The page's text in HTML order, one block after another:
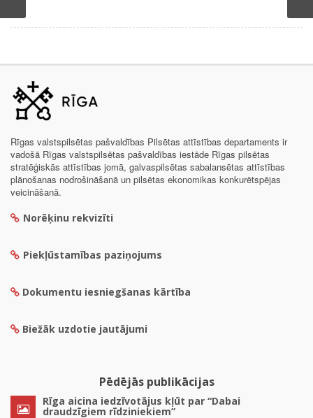
Rīgas valstspilsētas pašvaldības Pilsētas attīstības departaments ir
vadošā Rīgas valstspilsētas pašvaldības iestāde Rīgas pilsētas
stratēģiskās attīstības jomā, galvaspilsētas sabalansētas attīstības
plānošanas nodrošināšanā un pilsētas ekonomikas konkurētspējas
veicināšanā.
Norēķinu rekvizīti
Piekļūstamības paziņojums
Dokumentu iesniegšanas kārtība
Biežāk uzdotie jautājumi
Pēdējās publikācijas
Rīga aicina iedzīvotājus kļūt par “Dabai
draudzīgiem rīdziniekiem”